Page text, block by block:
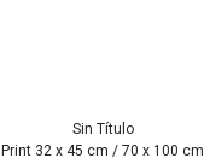
Sin Título
Print 32 x 45 cm / 70 x 100 cm